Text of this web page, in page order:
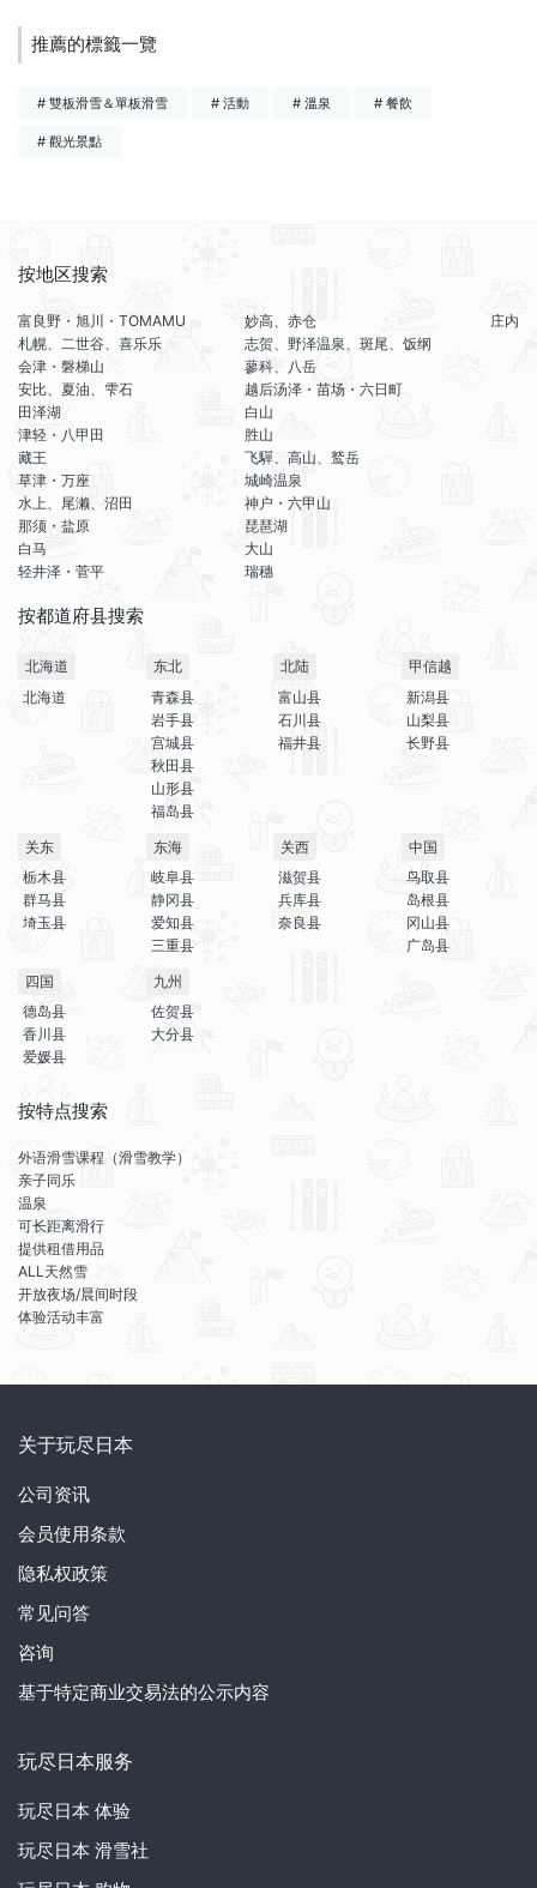
推薦的標籤一覽
# 雙板滑雪＆單板滑雪 # 活動 # 溫泉 # 餐飲
# 觀光景點
按地区搜索
富良野・旭川・TOMAMU
札幌、二世谷、喜乐乐
会津・磐梯山
安比、夏油、雫石
田泽湖
津轻・八甲田
藏王
草津・万座
水上、尾濑、沼田
那须・盐原
白马
轻井泽・菅平
妙高、赤仓
志贺、野泽温泉、斑尾、饭纲
蓼科、八岳
越后汤泽・苗场・六日町
白山
胜山
飞驒、高山、鹫岳
城崎温泉
神户・六甲山
琵琶湖
大山
瑞穗
庄内
按都道府县搜索
北海道
北海道
东北
青森县
岩手县
宫城县
秋田县
山形县
福岛县
北陆
富山县
石川县
福井县
甲信越
新潟县
山梨县
长野县
关东
栃木县
群马县
埼玉县
东海
岐阜县
静冈县
爱知县
三重县
关西
滋贺县
兵库县
奈良县
中国
鸟取县
岛根县
冈山县
广岛县
四国
德岛县
香川县
爱媛县
九州
佐贺县
大分县
按特点搜索
外语滑雪课程（滑雪教学）
亲子同乐
温泉
可长距离滑行
提供租借用品
ALL天然雪
开放夜场/晨间时段
体验活动丰富
关于玩尽日本
公司资讯
会员使用条款
隐私权政策
常见问答
咨询
基于特定商业交易法的公示内容
玩尽日本服务
玩尽日本 体验
玩尽日本 滑雪社